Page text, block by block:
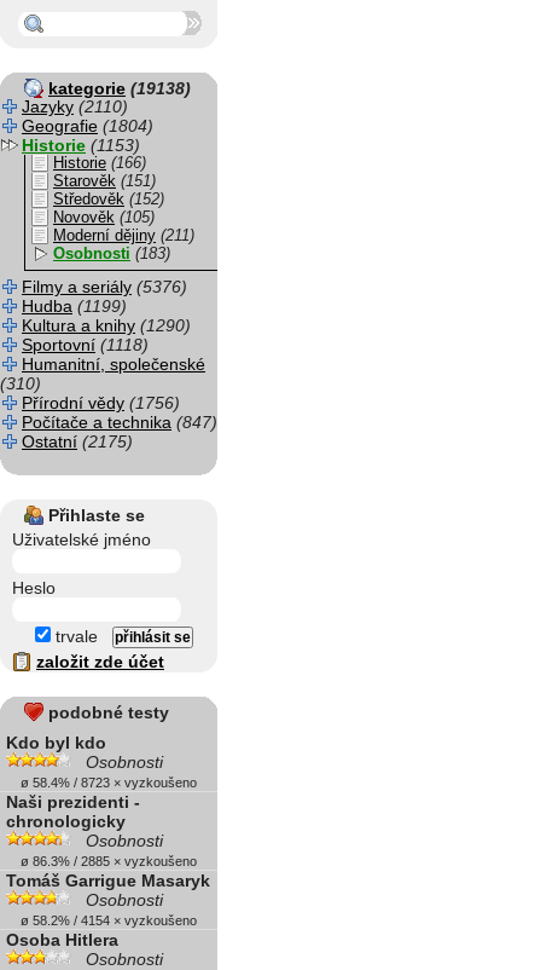
kategorie (19138)
Jazyky (2110)
Geografie (1804)
Historie (1153)
Historie (166)
Starověk (151)
Středověk (152)
Novověk (105)
Moderní dějiny (211)
Osobnosti (183)
Filmy a seriály (5376)
Hudba (1199)
Kultura a knihy (1290)
Sportovní (1118)
Humanitní, společenské
(310)
Přírodní vědy (1756)
Počítače a technika (847)
Ostatní (2175)
Přihlaste se
Uživatelské jméno
Heslo
trvale
založit zde účet
podobné testy
Kdo byl kdo
Osobnosti
ø 58.4% / 8723 × vyzkoušeno
Naši prezidenti -
chronologicky
Osobnosti
ø 86.3% / 2885 × vyzkoušeno
Tomáš Garrigue Masaryk
Osobnosti
ø 58.2% / 4154 × vyzkoušeno
Osoba Hitlera
Osobnosti